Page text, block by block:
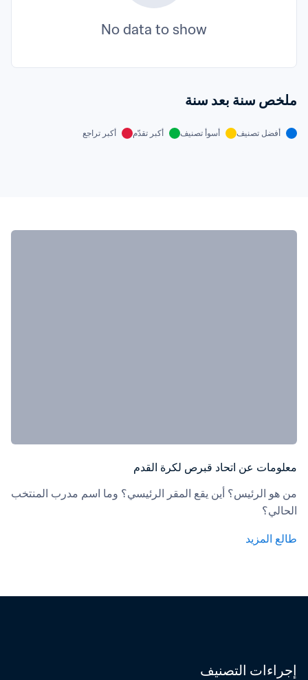
No data to show
ملخص سنة بعد سنة
أفضل تصنيف أسوأ تصنيف أكبر تقدّم أكبر تراجع
معلومات عن اتحاد قبرص لكرة القدم
الحالي؟
طالع المزيد
إجراءات التصنيف